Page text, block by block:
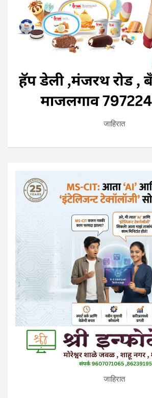
जाहिरात
जाहिरात